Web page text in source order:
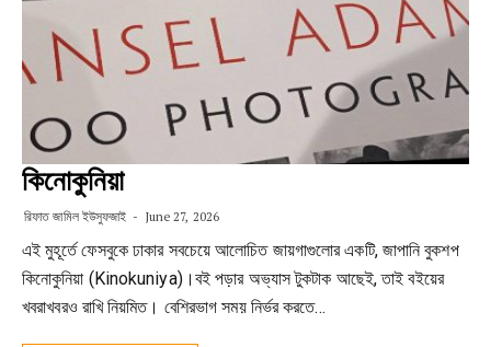
কিনোকুনিয়া
রিফাত জামিল ইউসুফজাই June 27, 2026
এই মুহূর্তে ফেসবুকে ঢাকার সবচেয়ে আলোচিত জায়গাগুলোর একটি, জাপানি বুকশপ
কিনোকুনিয়া (Kinokuniya)।বই পড়ার অভ্যাস টুকটাক আছেই, তাই বইয়ের
খবরাখবরও রাখি নিয়মিত। বেশিরভাগ সময় নির্ভর করতে…